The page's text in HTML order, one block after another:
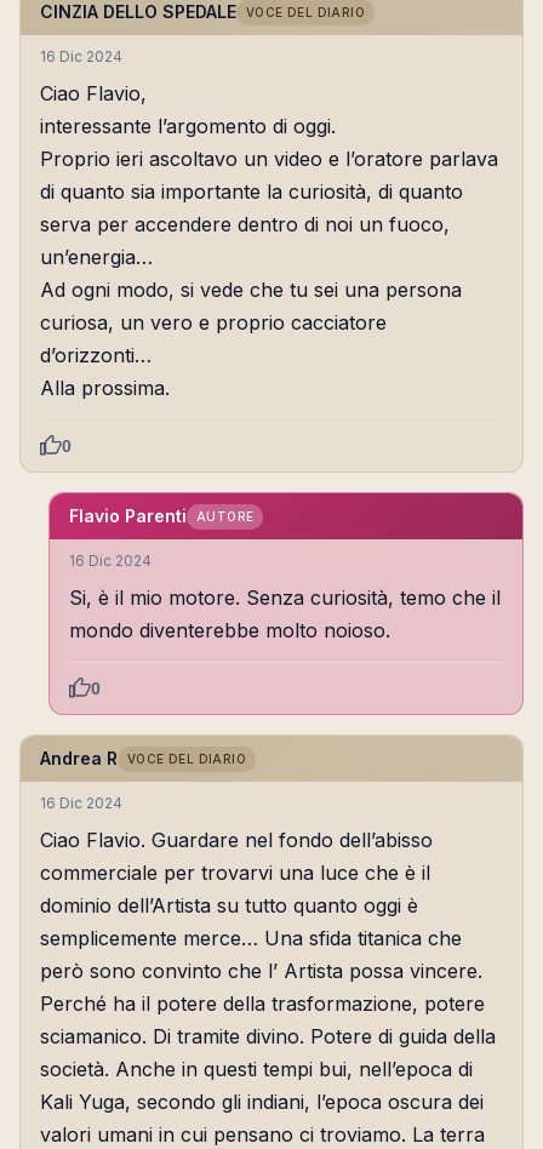
CINZIA DELLO SPEDALE VOCE DEL DIARIO
16 Dic 2024
Ciao Flavio,
interessante l’argomento di oggi.
Proprio ieri ascoltavo un video e l’oratore parlava
di quanto sia importante la curiosità, di quanto
serva per accendere dentro di noi un fuoco,
un’energia…
Ad ogni modo, si vede che tu sei una persona
curiosa, un vero e proprio cacciatore
d’orizzonti…
Alla prossima.
0
Flavio Parenti AUTORE
16 Dic 2024
Si, è il mio motore. Senza curiosità, temo che il
mondo diventerebbe molto noioso.
0
Andrea R VOCE DEL DIARIO
16 Dic 2024
Ciao Flavio. Guardare nel fondo dell’abisso
commerciale per trovarvi una luce che è il
dominio dell’Artista su tutto quanto oggi è
semplicemente merce… Una sfida titanica che
però sono convinto che l’ Artista possa vincere.
Perché ha il potere della trasformazione, potere
sciamanico. Di tramite divino. Potere di guida della
società. Anche in questi tempi bui, nell’epoca di
Kali Yuga, secondo gli indiani, l’epoca oscura dei
valori umani in cui pensano ci troviamo. La terra